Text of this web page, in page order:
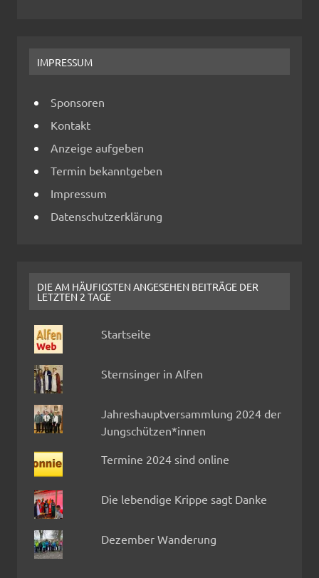
IMPRESSUM
Sponsoren
Kontakt
Anzeige aufgeben
Termin bekanntgeben
Impressum
Datenschutzerklärung
DIE AM HÄUFIGSTEN ANGESEHEN BEITRÄGE DER
LETZTEN 2 TAGE
Startseite
Sternsinger in Alfen
Jahreshauptversammlung 2024 der
Jungschützen*innen
Termine 2024 sind online
Die lebendige Krippe sagt Danke
Dezember Wanderung